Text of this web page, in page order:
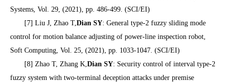
Systems, Vol. 29, (2021), pp. 486-499. (SCI/EI)
[7] Liu J, Zhao T, Dian SY: General type-2 fuzzy sliding mode
control for motion balance adjusting of power-line inspection robot,
Soft Computing, Vol. 25, (2021), pp. 1033-1047. (SCI/EI)
[8] Zhao T, Zhang K, Dian SY: Security control of interval type-2
fuzzy system with two-terminal deception attacks under premise